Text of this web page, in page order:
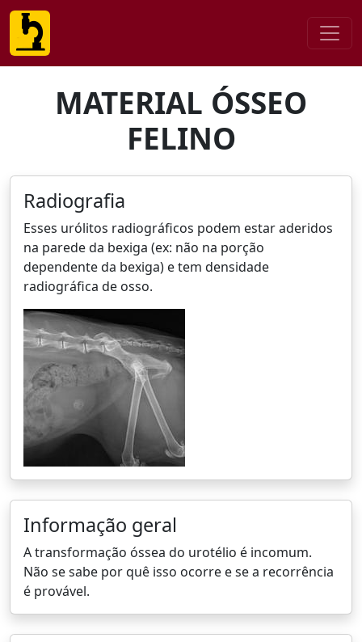
MATERIAL ÓSSEO
FELINO
Radiografia
Esses urólitos radiográficos podem estar aderidos
na parede da bexiga (ex: não na porção
dependente da bexiga) e tem densidade
radiográfica de osso.
Informação geral
A transformação óssea do urotélio é incomum.
Não se sabe por quê isso ocorre e se a recorrência
é provável.